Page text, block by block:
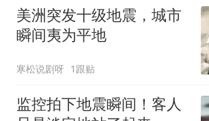
美洲突发十级地震，城市
瞬间夷为平地
寒松说剧呀 1跟贴
监控拍下地震瞬间！客人